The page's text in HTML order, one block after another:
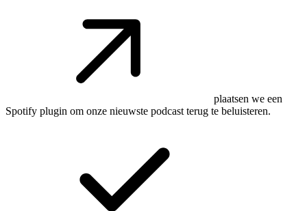
plaatsen we een
Spotify plugin om onze nieuwste podcast terug te beluisteren.